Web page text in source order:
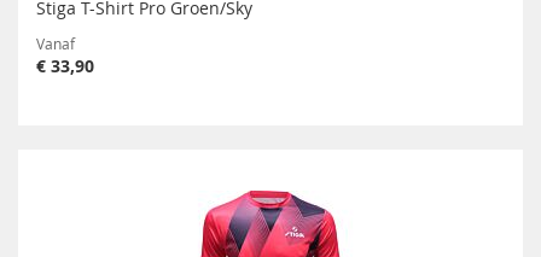
Stiga T-Shirt Pro Groen/Sky
Vanaf
€ 33,90